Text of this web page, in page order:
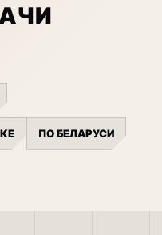
ПО БЕЛАРУСИ